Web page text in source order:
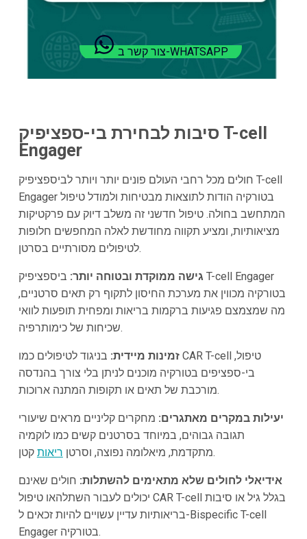
צור קשר ב-WHATSAPP
סיבות לבחירת בי-ספציפיק T-cell
Engager
חולים מכל רחבי העולם פונים יותר ויותר לביספציפיק T-cell
Engager בטורקיה הודות לתוצאות מבטיחות ולמודל טיפול
המתחשב בחולה. טיפול חדשני זה משלב דיוק עם פרקטיקות
מציאותיות, ומציע תקווה מחודשת לאלה המחפשים חלופות
לטיפולים מסורתיים בסרטן.
גישה ממוקדת ובטוחה יותר: ביספציפיק T-cell Engager
בטורקיה מכווין את מערכת החיסון לתקוף רק תאים סרטניים,
מה שמצמצם פגיעות ברקמות בריאות ומפחית תופעות לוואי
שכיחות של כימותרפיה.
זמינות מיידית: בניגוד לטיפולים כמו CAR T-cell טיפול,
בי-ספציפים בטורקיה מוכנים לניתן בלי צורך בהנדסה
מורכבת של תאים או תקופות המתנה ארוכות.
יעילות במקרים מאתגרים: מחקרים קליניים מראים שיעורי
תגובה גבוהים, במיוחד בסרטנים קשים כמו לוקמיה
מתקדמת, מיאלומה נפוצה, וסרטן ריאות קטן.
אידיאלי לחולים שלא מתאימים להשתלות: חולים שאינם
יכולים לעבור השתלהאו טיפול CAR T-cell בגלל גיל או סיבות
בריאותיות עדיין עשויים להיות זכאים ל-Bispecific T-cell
Engager בטורקיה.